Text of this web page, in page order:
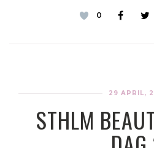
0
29 APRIL,
STHLM